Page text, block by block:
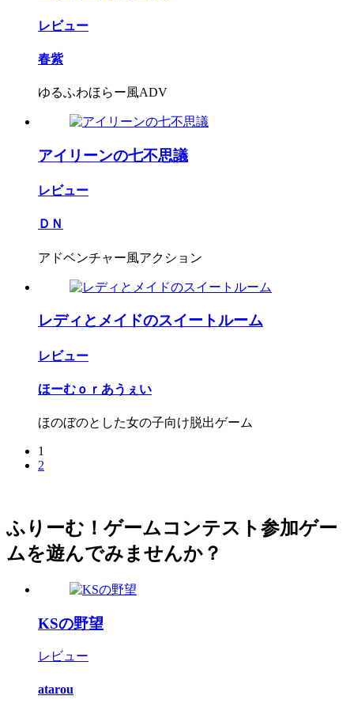
レビュー
春紫
ゆるふわほらー風ADV
アイリーンの七不思議
レビュー
ＤＮ
アドベンチャー風アクション
レディとメイドのスイートルーム
レビュー
ほーむｏｒあうぇい
ほのぼのとした女の子向け脱出ゲーム
1
2
ふりーむ！ゲームコンテスト参加ゲー
ムを遊んでみませんか？
KSの野望
レビュー
atarou